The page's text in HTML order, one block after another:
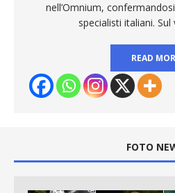
nell’Omnium,
specialisti italiani.
READ
FOTO